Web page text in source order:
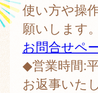
使い方や操
願いします。
お問合せペ
◆営業時間:
お返事いた